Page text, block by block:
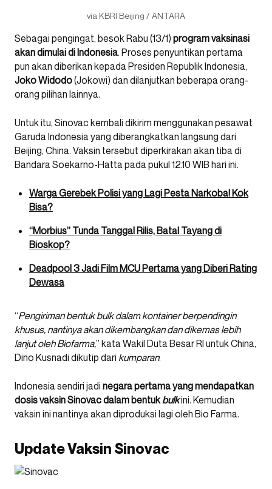
via KBRI Beijing / ANTARA
Sebagai pengingat, besok Rabu (13/1) program vaksinasi
akan dimulai di Indonesia. Proses penyuntikan pertama
pun akan diberikan kepada Presiden Republik Indonesia,
Joko Widodo(Jokowi) dan dilanjutkan beberapa orang-
orang pilihan lainnya.
Untuk itu, Sinovac kembali dikirim menggunakan pesawat
Garuda Indonesia yang diberangkatkan langsung dari
Beijing, China. Vaksin tersebut diperkirakan akan tiba di
Bandara Soekarno-Hatta pada pukul 12.10 WIB hari ini.
Warga Gerebek Polisi yang Lagi Pesta Narkoba! Kok
Bisa?
“Morbius” Tunda Tanggal Rilis, Batal Tayang di
Bioskop?
Deadpool 3 Jadi Film MCU Pertama yang Diberi Rating
Dewasa
“Pengiriman bentuk bulk dalam kontainer berpendingin
khusus, nantinya akan dikembangkan dan dikemas lebih
lanjut oleh Biofarma,” kata Wakil Duta Besar RI untuk China,
Dino Kusnadi dikutip dari kumparan.
Indonesia sendiri jadi negara pertama yang mendapatkan
dosis vaksin Sinovac dalam bentukbulkini. Kemudian
vaksin ini nantinya akan diproduksi lagi oleh Bio Farma.
Update Vaksin Sinovac